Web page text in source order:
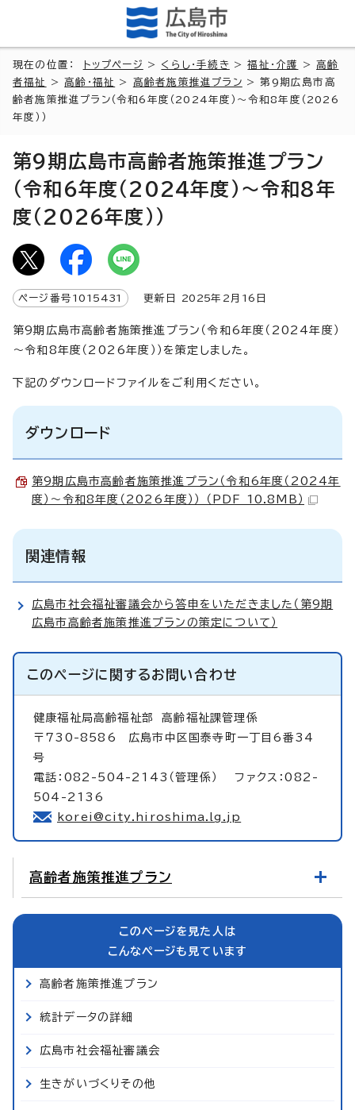
現在の位置： トップページ > くらし・手続き >福祉・介護 >高齢
者福祉
>高齢・福祉 > 高齢者施策推進プラン > 第9期広島市高
齢者施策推進プラン（令和6年度（2024年度）～令和8年度（2026
年度））
第9期広島市高齢者施策推進プラン
（令和6年度（2024年度）～令和8年
度（2026年度））
ページ番号 1015431 更新日 2025年2月 16 日
第9期広島市高齢者施策推進プラン（令和6年度（2024年度）
～令和8年度（2026年度））を策定しました。
下記のダウンロードファイルをご利用ください。
ダウンロード
第9期広島市高齢者施策推進プラン（令和6年度（2024年
度）～令和8年度（2026年度）） （PDF 10.8MB）
関連情報
広島市社会福祉審議会から答申をいただきました（第9期
広島市高齢者施策推進プランの策定について）
このページに関するお問い合わせ
健康福祉局高齢福祉部高齢福祉課管理係
〒730-8586 広島市中区国泰寺町一丁目6番34
号
電話：082-504-2143（管理係） ファクス：082-
504-2136
korei@city.hiroshima.lg.jp
高齢者施策推進プラン
このページを見た人は
こんなページも見ています
高齢者施策推進プラン
統計データの詳細
広島市社会福祉審議会
生きがいづくりその他